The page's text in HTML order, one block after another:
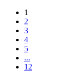
1
2
3
4
5
...
12